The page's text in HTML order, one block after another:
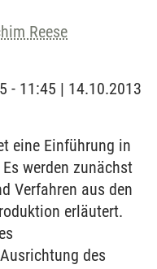
Reese
- 11:45 | 14.10.2013
eine Einführung in
werden zunächst
Verfahren aus den
erläutert.
des